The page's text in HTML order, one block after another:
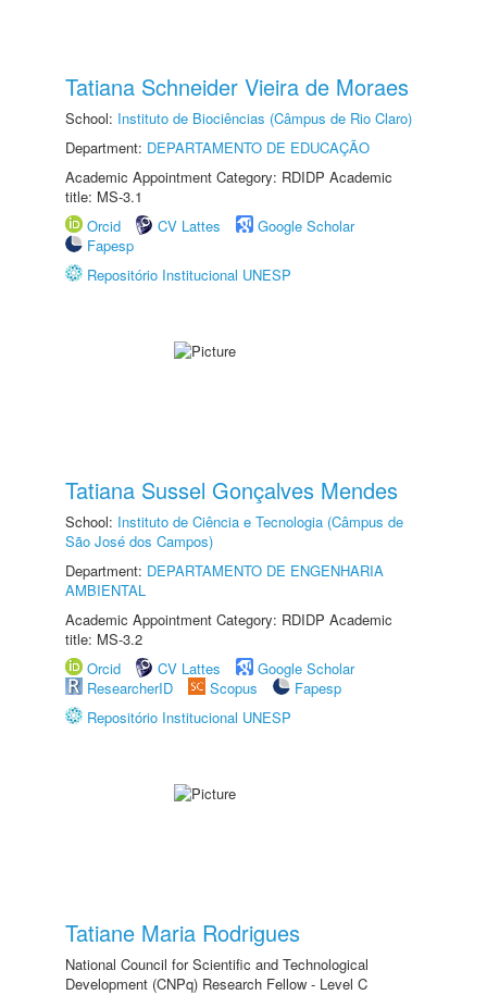
Tatiana Schneider Vieira de Moraes
School: Instituto de Biociências (Câmpus de Rio Claro)
Department: DEPARTAMENTO DE EDUCAÇÃO
Academic Appointment Category: RDIDP Academic
title: MS-3.1
Orcid
CV Lattes
Google Scholar
Fapesp
Repositório Institucional UNESP
Tatiana Sussel Gonçalves Mendes
School: Instituto de Ciência e Tecnologia (Câmpus de
São José dos Campos)
Department: DEPARTAMENTO DE ENGENHARIA
AMBIENTAL
Academic Appointment Category: RDIDP Academic
title: MS-3.2
Orcid
CV Lattes
Google Scholar
ResearcherID
Scopus
Fapesp
Repositório Institucional UNESP
Tatiane Maria Rodrigues
National Council for Scientific and Technological
Development (CNPq) Research Fellow - Level C